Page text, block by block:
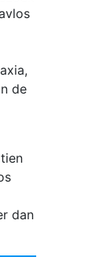
de
dan